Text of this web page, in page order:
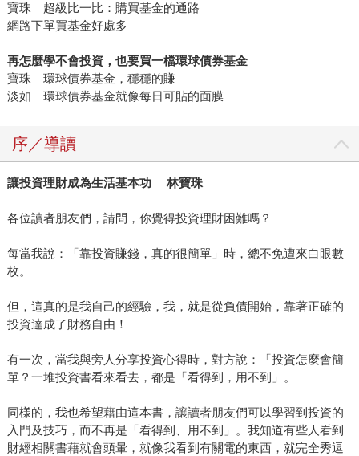
寶珠 超級比一比：購買基金的通路
網路下單買基金好處多
再怎麼學不會投資，也要買一檔環球債券基金
寶珠 環球債券基金，穩穩的賺
淡如 環球債券基金就像每日可貼的面膜
序／導讀
讓投資理財成為生活基本功 林寶珠
各位讀者朋友們，請問，你覺得投資理財困難嗎？
每當我說：「靠投資賺錢，真的很簡單」時，總不免遭來白眼數
枚。
但，這真的是我自己的經驗，我，就是從負債開始，靠著正確的
投資達成了財務自由！
有一次，當我與旁人分享投資心得時，對方說：「投資怎麼會簡
單？一堆投資書看來看去，都是「看得到，用不到」。
同樣的，我也希望藉由這本書，讓讀者朋友們可以學習到投資的
入門及技巧，而不再是「看得到、用不到」。我知道有些人看到
財經相關書藉就會頭暈，就像我看到有關電的東西，就完全秀逗